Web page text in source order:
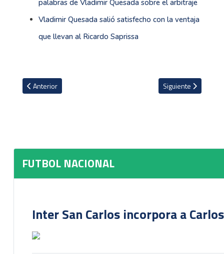
palabras de Vladimir Quesada sobre el arbitraje
Vladimir Quesada salió satisfecho con la ventaja
que llevan al Ricardo Saprissa
Artículo anterior: José Miguel Cubero jugará en la Liga de Ascenso
Anterior Artículo siguiente:
Siguiente
FUTBOL NACIONAL
Inter San Carlos incorpora a